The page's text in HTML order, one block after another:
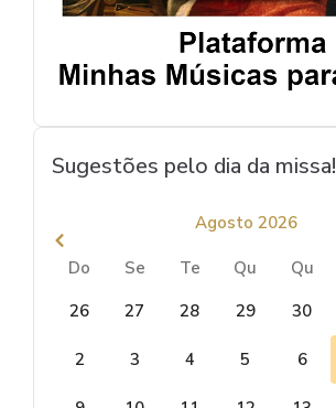
Sugestões pelo dia da missa!
Agosto 2026
Do Se Te Qu Qu
26
27 28 29 30
2 3 4 5 6